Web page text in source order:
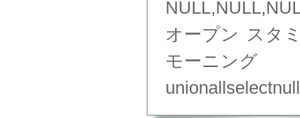
オープン スタ
モーニング